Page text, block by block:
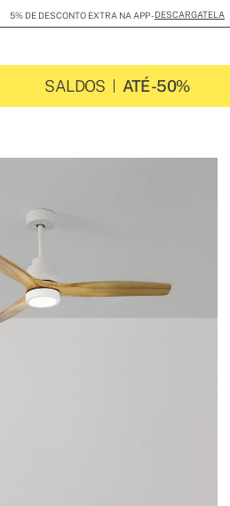
5% DE DESCONTO EXTRA NA APP -DESCARGATELA
SALDOS ATÉ -50%